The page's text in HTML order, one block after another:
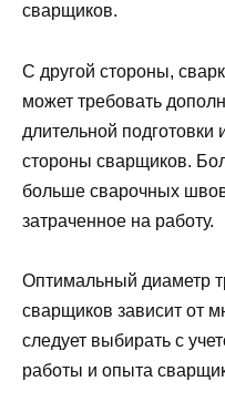
сварщиков.
С другой стороны,
может требовать
длительной
стороны сварщиков.
больше сварочных
затраченное на работу.
Оптимальный диаметр
сварщиков зависит от
следует выбирать с
работы и опыта